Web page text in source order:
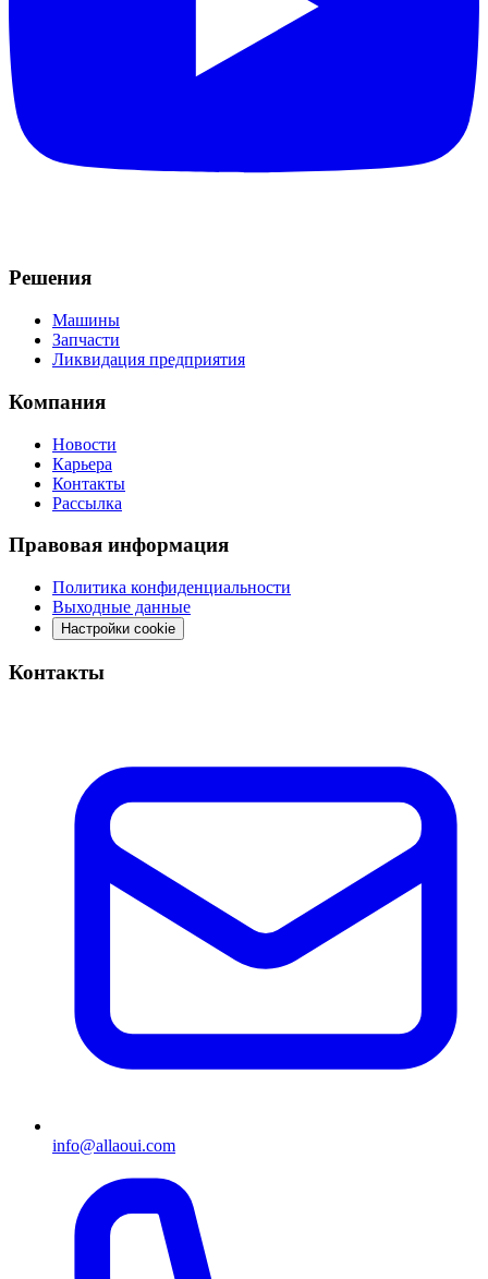
Решения
Машины
Запчасти
Ликвидация предприятия
Компания
Новости
Карьера
Контакты
Рассылка
Правовая информация
Политика конфиденциальности
Выходные данные
Настройки cookie
Контакты
info@allaoui.com